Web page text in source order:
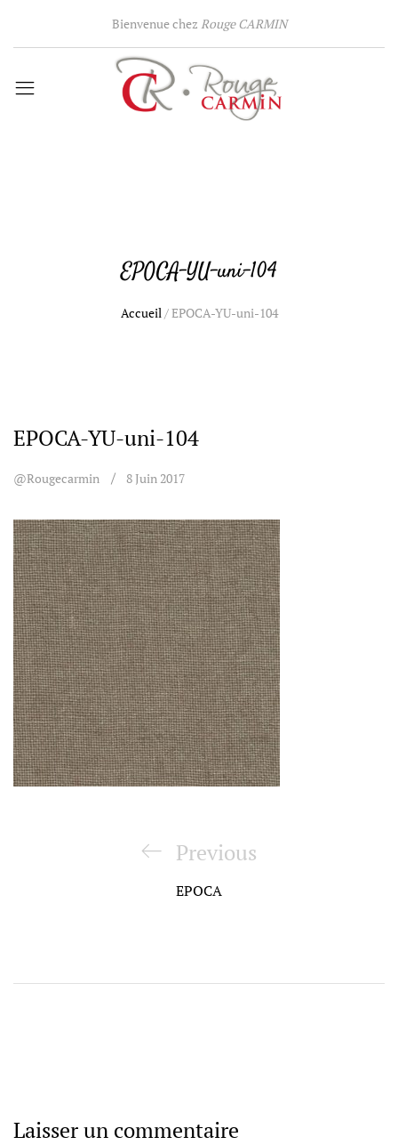
Bienvenue chez Rouge CARMIN
EPOCA-YU-uni-104
Accueil/EPOCA-YU-uni-104
EPOCA-YU-uni-104
@rougecarmin 8 Juin 2017
Previous
Post
Previous
EPOCA
Laisser un commentaire